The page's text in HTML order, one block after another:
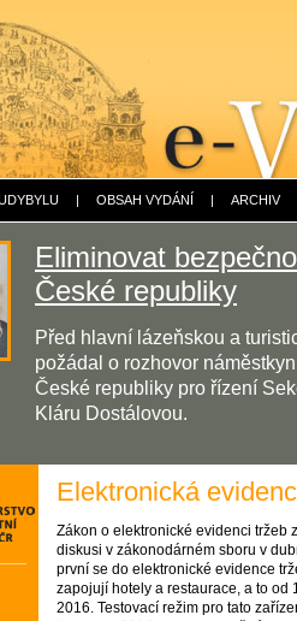
| OBSAH VYDÁNÍ | ARCHIV
Eliminovat
České republiky
Před hlavní lázeňskou a
požádal o rozhovor
České republiky pro řízení
Kláru Dostálovou.
Elektronická
Zákon o elektronické evidenci tržeb
diskusi v zákonodárném sboru v
první se do elektronické evidence
zapojují hotely a restaurace, a to od
2016. Testovací režim pro tato